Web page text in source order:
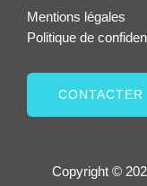
Mentions légales
Politique de
CONTACTER
Copyright ©